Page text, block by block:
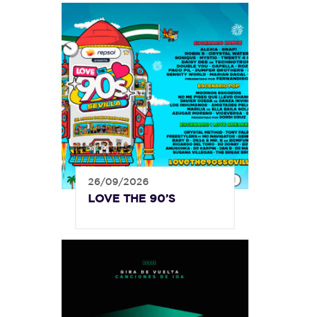
26/09/2026
LOVE THE 90’S